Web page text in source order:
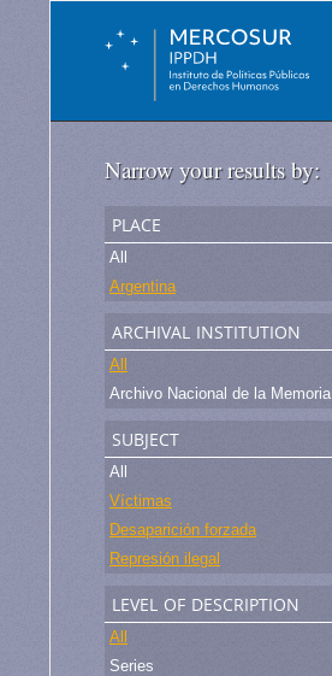
Narrow your results by:
place
All
Argentina
archival institution
All
Archivo Nacional de la Memoria
subject
All
Víctimas
Desaparición forzada
Represión ilegal
level of description
All
Series